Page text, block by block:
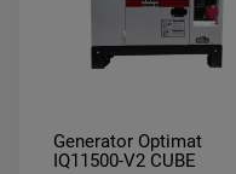
Generator Optimat
IQ11500-V2 CUBE